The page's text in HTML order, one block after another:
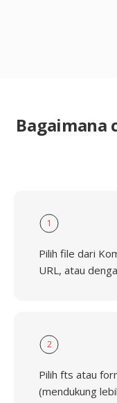
Bagaimana
1
Pilih file dari
URL, atau
2
Pilih fts atau
(mendukung